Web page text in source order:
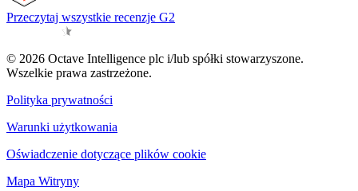
Przeczytaj wszystkie recenzje G2
© 2026 Octave Intelligence plc i/lub spółki stowarzyszone.
Wszelkie prawa zastrzeżone.
Polityka prywatności
Warunki użytkowania
Oświadczenie dotyczące plików cookie
Mapa Witryny